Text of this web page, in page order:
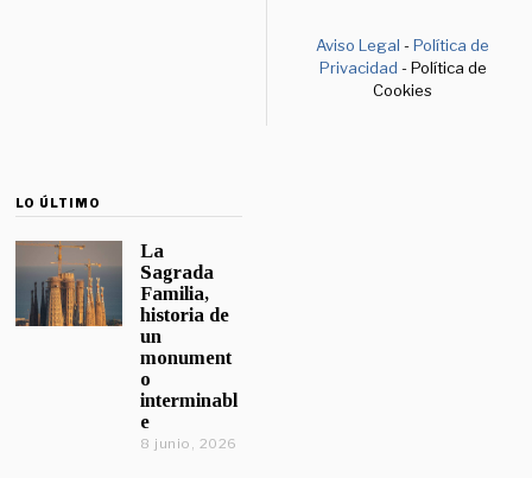
Aviso Legal -Política de
Privacidad - Política de
Cookies
LO ÚLTIMO
La
Sagrada
Familia,
historia de
un
monument
o
interminabl
e
8 junio, 2026